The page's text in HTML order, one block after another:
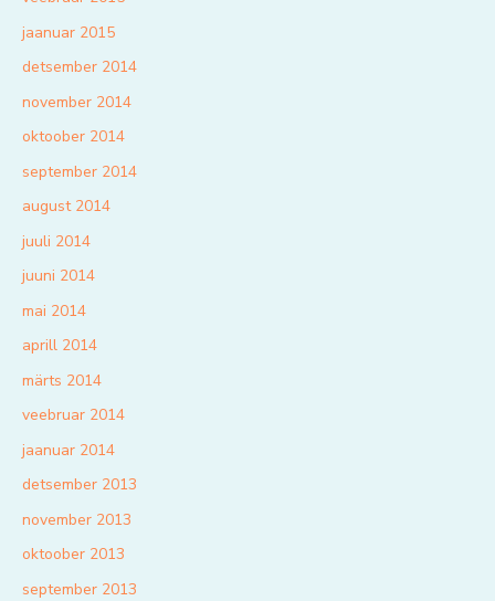
jaanuar 2015
detsember 2014
november 2014
oktoober 2014
september 2014
august 2014
juuli 2014
juuni 2014
mai 2014
aprill 2014
märts 2014
veebruar 2014
jaanuar 2014
detsember 2013
november 2013
oktoober 2013
september 2013